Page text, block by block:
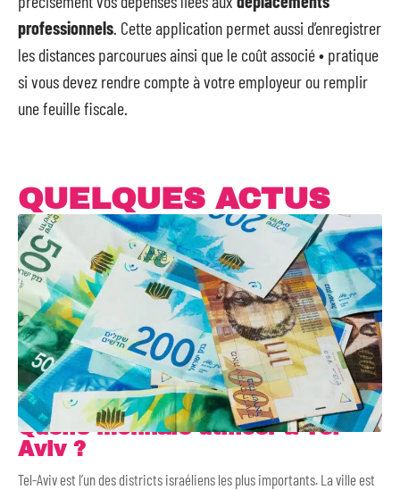
professionnels . Cette application permet aussi d’enregistrer
les distances parcourues ainsi que le coût associé • pratique
si vous devez rendre compte à votre employeur ou remplir
une feuille fiscale.
QUELQUES ACTUS
Quelle monnaie utiliser à Tel-
Aviv ?
Tel-Aviv est l’un des districts israéliens les plus importants. La ville est